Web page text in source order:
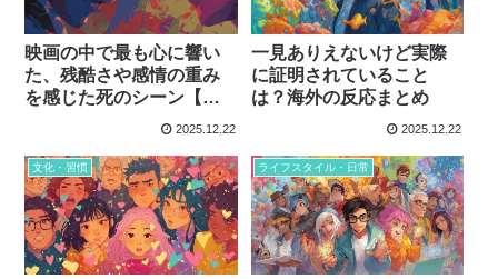
映画の中で最も心に響い
た、残酷さや感情の重み
を感じた死のシーン【海
外の反応まとめ】
2025.12.22
一見ありえないけど実際
に証明されていること
は？海外の反応まとめ
2025.12.22
文化・習慣 ライフスタイル・日常